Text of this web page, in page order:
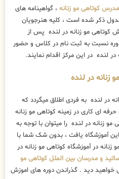
مدرس کوتاهی مو زنانه ، گواهینامه های
ذکر شده است ، کلیه هنرجویان
کوتاهی مو زنانه در لنده پس از
نسبت به ثبت نام در کلاس و حضور
لنده در این مرکز اقدام نمایند.
زنانه در لنده
در لنده به فردی اطلاق میگردد که
و تجربه حرفه ای کاری در زمینه کوتاهی مو زنانه
زنانه در لنده را میتوان با توجه به
آموزشگاه یافت ، بدون شک شما با
در آموزشگاه کوتاهی مو زنانه در
و مدرسان بین الملل کوتاهی مو
خواهید دید . گذراندن دوره های اموزش